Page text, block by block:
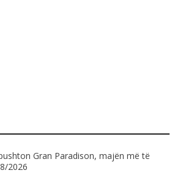
Gran Paradison, majën më të
2026